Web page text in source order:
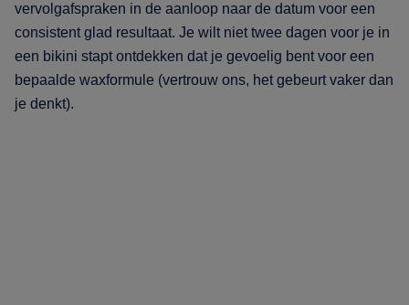
vervolgafspraken in de aanloop naar de datum voor een
consistent glad resultaat. Je wilt niet twee dagen voor je in
een bikini stapt ontdekken dat je gevoelig bent voor een
bepaalde waxformule (vertrouw ons, het gebeurt vaker dan
je denkt).